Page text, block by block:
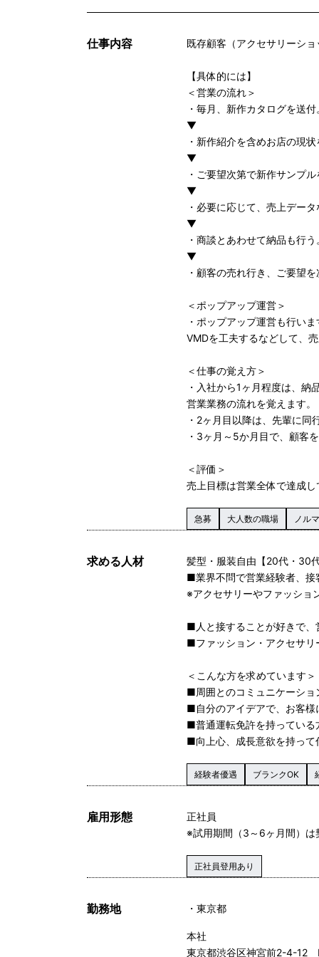
仕事内容 既存顧客（アクセサリーシ
【具体的には】
＜営業の流れ＞
・毎月、新作カタログを送付
▼
・新作紹介を含めお店の現
▼
・ご要望次第で新作サンプ
▼
・必要に応じて、売上デー
▼
・商談とあわせて納品も行う
▼
・顧客の売れ行き、ご要望
＜ポップアップ運営＞
・ポップアップ運営も行いま
VMDを工夫するなどして、
＜仕事の覚え方＞
・入社から1ヶ月程度は、納
営業業務の流れを覚えます。
・2ヶ月目以降は、先輩に同
・3ヶ月～5か月目で、顧客
＜評価＞
売上目標は営業全体で達成
急募 大人数の職場 ノル
求める人材
髪型・服装自由【20代・30
■業界不問で営業経験者、接
※アクセサリーやファッショ
■人と接することが好きで、
■ファッション・アクセサリ
＜こんな方を求めています＞
■周囲とのコミュニケーショ
■自分のアイデアで、お客様
■普通運転免許を持っている
■向上心、成長意欲を持って
経験者優遇 ブランクOK
雇用形態
正社員
※試用期間（3～6ヶ月間）は
正社員登用あり
勤務地 東京都
本社
東京都渋谷区神宮前2-4-12